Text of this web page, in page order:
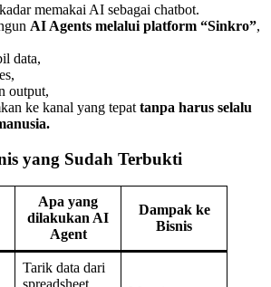
memakai AI sebagai chatbot.
AI Agents melalui platform “Sinkro”,
data,
output,
ke kanal yang tepat tanpa harus selalu
yang Sudah Terbukti
Apa yang
dilakukan AI
Agent
Dampak ke
Bisnis
Tarik data dari